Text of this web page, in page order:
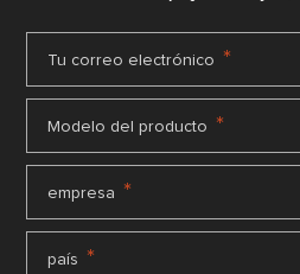
Tu correo electrónico *
Modelo del producto *
empresa *
país *